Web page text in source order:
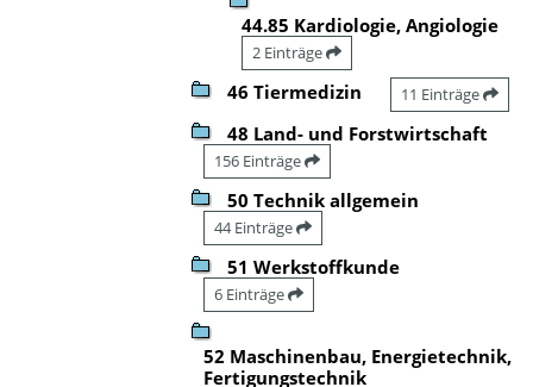
44.85 Kardiologie, Angiologie
2 Einträge
46 Tiermedizin 11 Einträge
48 Land- und Forstwirtschaft
156 Einträge
50 Technik allgemein
44 Einträge
51 Werkstoffkunde
6 Einträge
52 Maschinenbau, Energietechnik,
Fertigungstechnik